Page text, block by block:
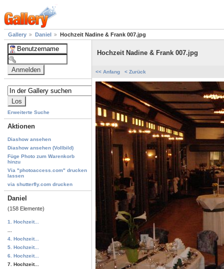
Gallery Daniel Hochzeit Nadine & Frank 007.jpg
Erweiterte Suche
Aktionen
Diashow ansehen
Diashow ansehen (Vollbild)
Füge Photo zum Warenkorb
hinzu
Via "photoaccess.com" drucken
lassen
via shutterfly.com drucken
Daniel
(158 Elemente)
1. Hochzeit...
4. Hochzeit...
5. Hochzeit...
6. Hochzeit...
7. Hochzeit...
Hochzeit Nadine & Frank 007.jpg
<< Anfang < Zurück